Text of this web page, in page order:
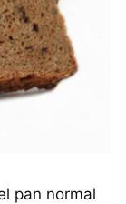
pan normal